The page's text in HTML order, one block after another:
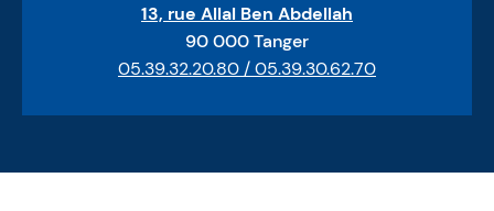
13, rue Allal Ben Abdellah
90 000 Tanger
05.39.32.20.80 / 05.39.30.62.70